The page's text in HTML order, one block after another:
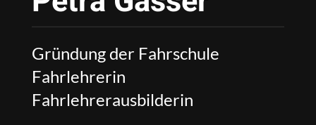
Gründung der Fahrschule
Fahrlehrerin
Fahrlehrerausbilderin